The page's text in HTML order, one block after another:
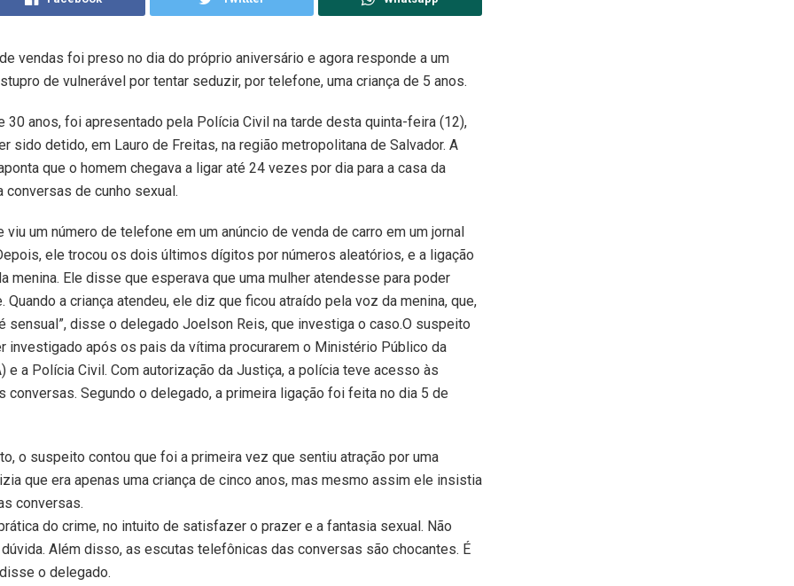
vendas foi preso no dia do próprio aniversário e agora responde a um
de vulnerável por tentar seduzir, por telefone, uma criança de 5 anos.
30 anos, foi apresentado pela Polícia Civil na tarde desta quinta-feira (12),
sido detido, em Lauro de Freitas, na região metropolitana de Salvador. A
que o homem chegava a ligar até 24 vezes por dia para a casa da
conversas de cunho sexual.
viu um número de telefone em um anúncio de venda de carro em um jornal
ele trocou os dois últimos dígitos por números aleatórios, e a ligação
menina. Ele disse que esperava que uma mulher atendesse para poder
Quando a criança atendeu, ele diz que ficou atraído pela voz da menina, que,
sensual”, disse o delegado Joelson Reis, que investiga o caso.O suspeito
investigado após os pais da vítima procurarem o Ministério Público da
e a Polícia Civil. Com autorização da Justiça, a polícia teve acesso às
conversas. Segundo o delegado, a primeira ligação foi feita no dia 5 de
o suspeito contou que foi a primeira vez que sentiu atração por uma
que era apenas uma criança de cinco anos, mas mesmo assim ele insistia
conversas.
do crime, no intuito de satisfazer o prazer e a fantasia sexual. Não
Além disso, as escutas telefônicas das conversas são chocantes. É
o delegado.